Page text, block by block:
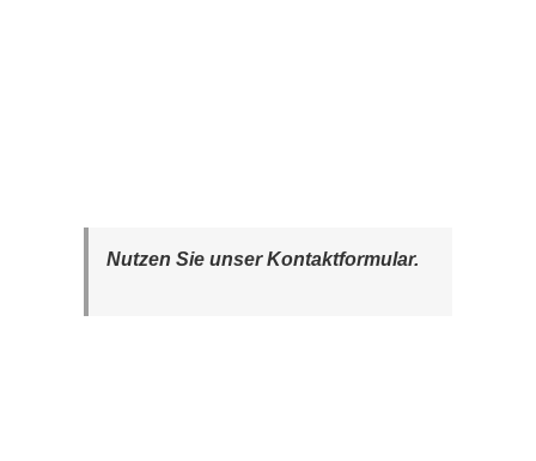
Nutzen Sie unser Kontaktformular.